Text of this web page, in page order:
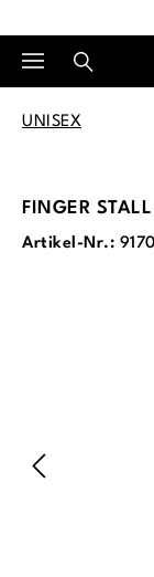
UNISEX
FINGER
Artikel-Nr.: